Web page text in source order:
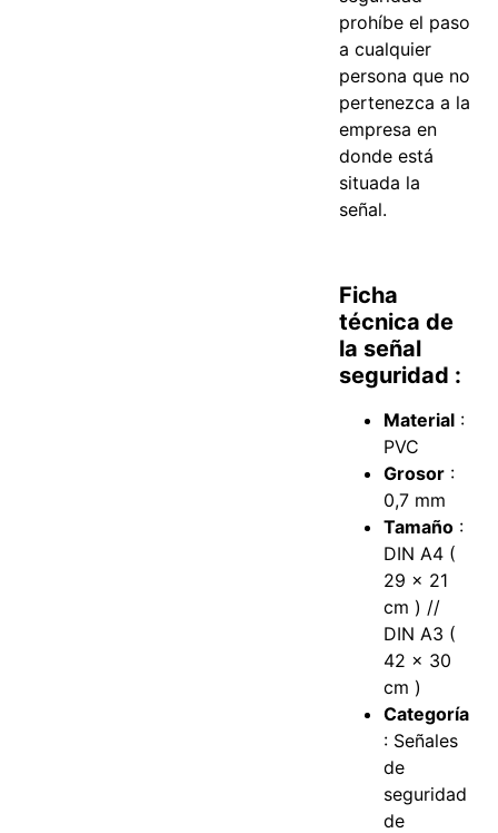
prohíbe el paso
a cualquier
persona que no
pertenezca a la
empresa en
donde está
situada la
señal.
Ficha
técnica de
la señal
seguridad :
Material :
PVC
Grosor :
0,7 mm
Tamaño :
DIN A4 (
29 x 21
cm ) //
DIN A3 (
42 x 30
cm )
Categoría
: Señales
de
seguridad
de